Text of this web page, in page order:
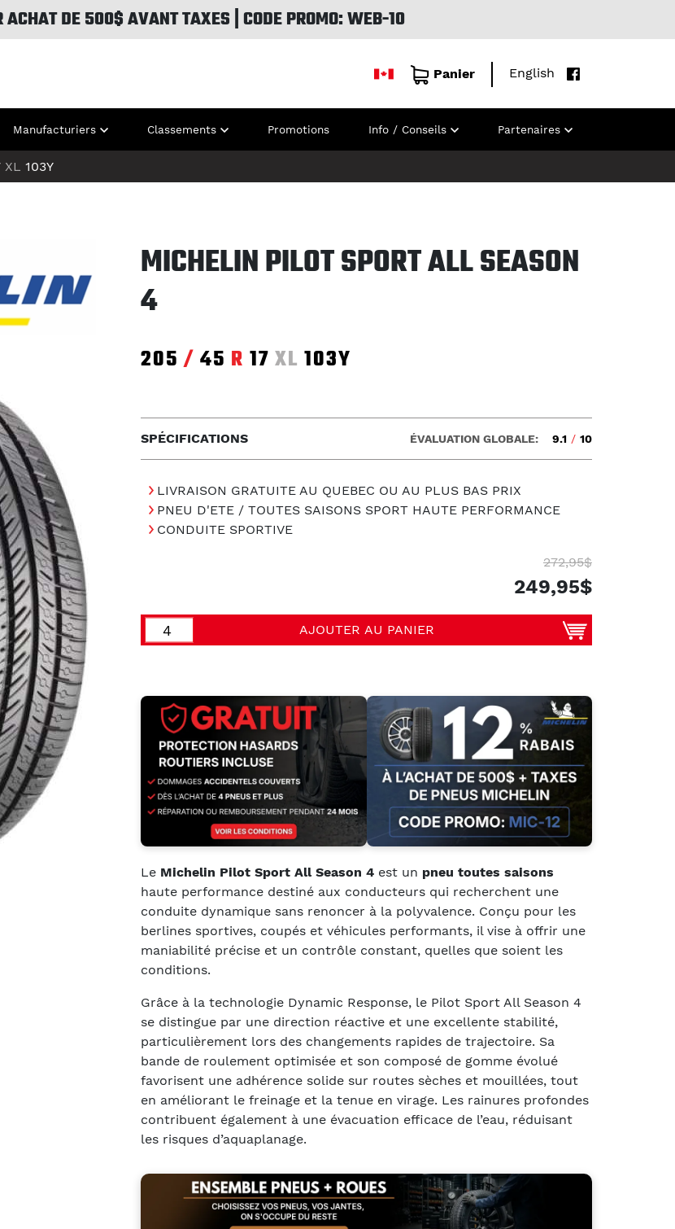
DE 500$ AVANT TAXES | CODE PROMO: WEB-10
Panier English
Manufacturiers Classements Promotions Info / Conseils Partenaires
XL 103Y
MICHELIN PILOT SPORT ALL SEASON
4
205 / 45 R 17 XL 103Y
SPÉCIFICATIONS ÉVALUATION GLOBALE: 9.1 / 10
LIVRAISON GRATUITE AU QUEBEC OU AU PLUS BAS PRIX
PNEU D'ETE / TOUTES SAISONS SPORT HAUTE PERFORMANCE
CONDUITE SPORTIVE
272,95$
249,95$
AJOUTER AU PANIER
Le Michelin Pilot Sport All Season 4 est un pneu toutes saisons
haute performance destiné aux conducteurs qui recherchent une
conduite dynamique sans renoncer à la polyvalence. Conçu pour les
berlines sportives, coupés et véhicules performants, il vise à offrir une
maniabilité précise et un contrôle constant, quelles que soient les
conditions.
Grâce à la technologie Dynamic Response, le Pilot Sport All Season 4
se distingue par une direction réactive et une excellente stabilité,
particulièrement lors des changements rapides de trajectoire. Sa
bande de roulement optimisée et son composé de gomme évolué
favorisent une adhérence solide sur routes sèches et mouillées, tout
en améliorant le freinage et la tenue en virage. Les rainures profondes
contribuent également à une évacuation efficace de l’eau, réduisant
les risques d’aquaplanage.